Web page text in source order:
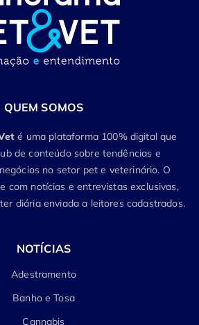
QUEM SOMOS
é uma plataforma 100% digital que
de conteúdo sobre tendências e
no setor pet e veterinário. O
com notícias e entrevistas exclusivas,
diária enviada a leitores cadastrados.
NOTÍCIAS
Adestramento
Banho e Tosa
Cannabis